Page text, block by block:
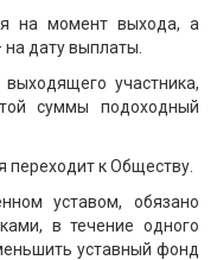
на момент выхода, а
дату выплаты.
участника,
суммы подоходный
переходит к Обществу.
уставом, обязано
в течение одного
уставный фонд